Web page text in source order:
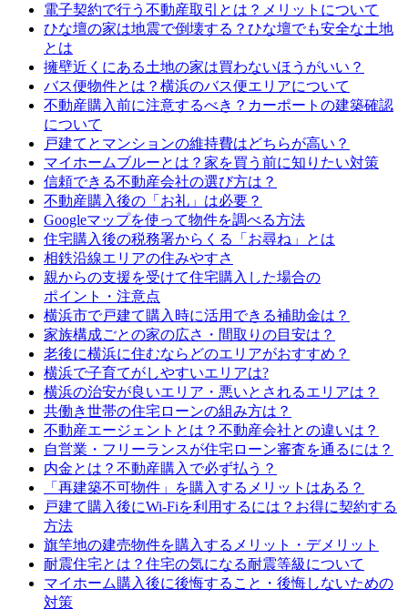
電子契約で行う不動産取引とは？メリットについて
ひな壇の家は地震で倒壊する？ひな壇でも安全な土地
とは
擁壁近くにある土地の家は買わないほうがいい？
バス便物件とは？横浜のバス便エリアについて
不動産購入前に注意するべき？カーポートの建築確認
について
戸建てとマンションの維持費はどちらが高い？
マイホームブルーとは？家を買う前に知りたい対策
信頼できる不動産会社の選び方は？
不動産購入後の「お礼」は必要？
Googleマップを使って物件を調べる方法
住宅購入後の税務署からくる「お尋ね」とは
相鉄沿線エリアの住みやすさ
親からの支援を受けて住宅購入した場合の
ポイント・注意点
横浜市で戸建て購入時に活用できる補助金は？
家族構成ごとの家の広さ・間取りの目安は？
老後に横浜に住むならどのエリアがおすすめ？
横浜で子育てがしやすいエリアは?
横浜の治安が良いエリア・悪いとされるエリアは？
共働き世帯の住宅ローンの組み方は？
不動産エージェントとは？不動産会社との違いは？
自営業・フリーランスが住宅ローン審査を通るには？
内金とは？不動産購入で必ず払う？
「再建築不可物件」を購入するメリットはある？
戸建て購入後にWi-Fiを利用するには？お得に契約する
方法
旗竿地の建売物件を購入するメリット・デメリット
耐震住宅とは？住宅の気になる耐震等級について
マイホーム購入後に後悔すること・後悔しないための
対策